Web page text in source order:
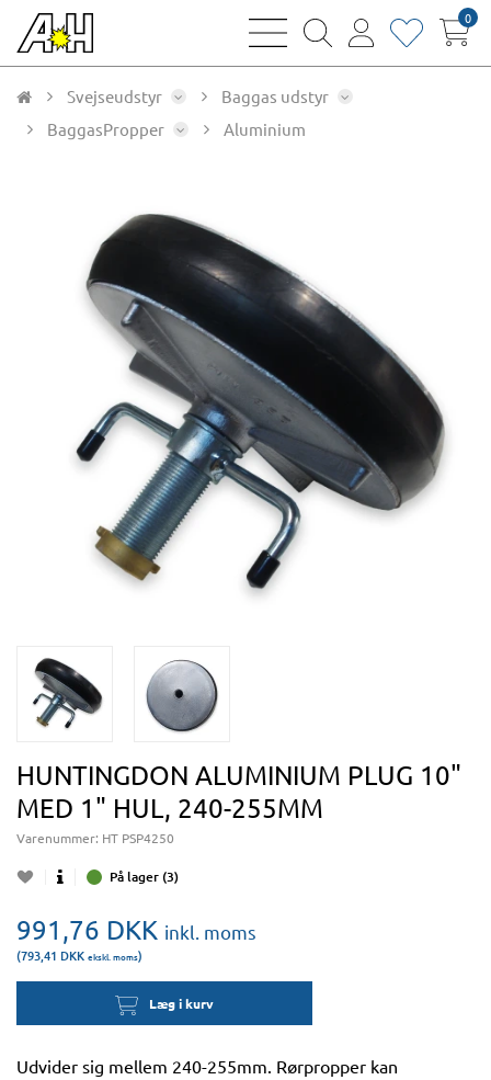
bars
magnifying
user
heart0
Svejseudstyr
Baggas udstyr
BaggasPropper
Aluminium
HUNTINGDON ALUMINIUM PLUG 10"
MED 1" HUL, 240-255MM
Varenummer: HT PSP4250
På lager (3)
991,76 DKK inkl. moms
(793,41 DKK ekskl. moms)
Læg i kurv
Udvider sig mellem 240-255mm. Rørpropper kan